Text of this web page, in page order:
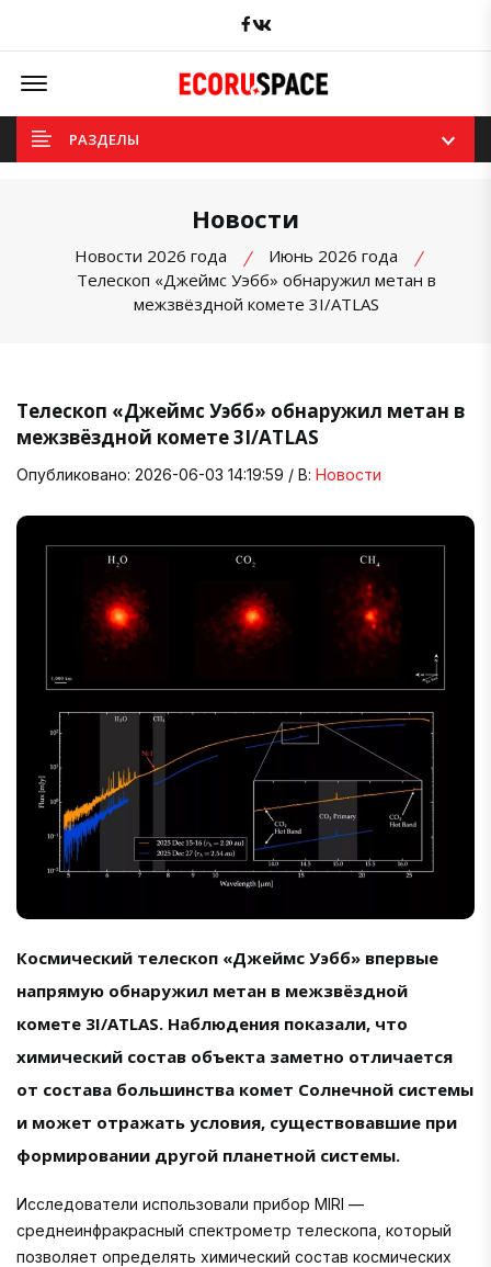
Facebook
Offcanvas Menu Open
РАЗДЕЛЫ
Новости
Новости 2026 года
Июнь 2026 года
Телескоп «Джеймс Уэбб» обнаружил метан в
межзвёздной комете 3I/ATLAS
Телескоп «Джеймс Уэбб» обнаружил метан в
межзвёздной комете 3I/ATLAS
Опубликовано: 2026-06-03 14:19:59 / В: Новости
Космический телескоп «Джеймс Уэбб» впервые
напрямую обнаружил метан в межзвёздной
комете 3I/ATLAS. Наблюдения показали, что
химический состав объекта заметно отличается
от состава большинства комет Солнечной системы
и может отражать условия, существовавшие при
формировании другой планетной системы.
Исследователи использовали прибор MIRI —
среднеинфракрасный спектрометр телескопа, который
позволяет определять химический состав космических